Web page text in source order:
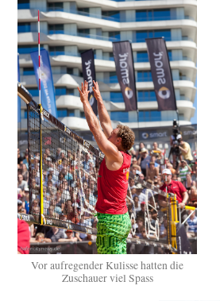
Vor aufregender Kulisse hatten die
Zuschauer viel Spass